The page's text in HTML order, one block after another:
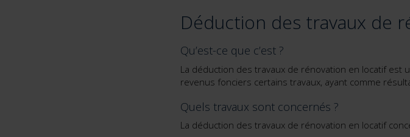
Déduction des travaux de
Qu’est-ce que c’est ?
La déduction des travaux de rénovation en locatif est
revenus fonciers certains travaux, ayant comme
Quels travaux sont concernés ?
La déduction des travaux de rénovation en locatif